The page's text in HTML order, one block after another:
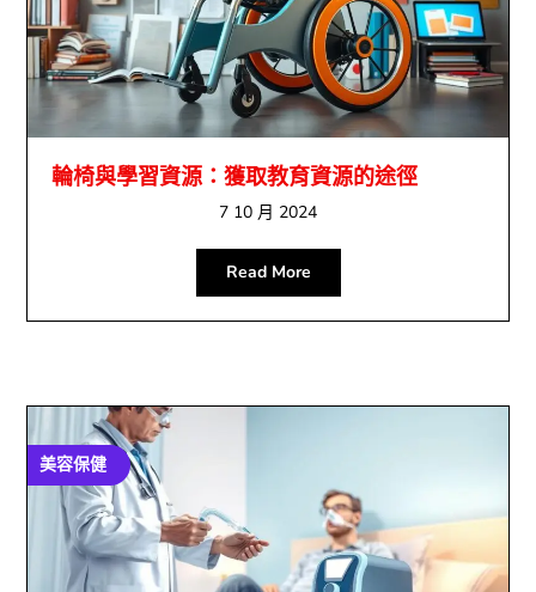
輪椅與學習資源：獲取教育資源的途徑
7 10 月 2024
Read More
美容保健